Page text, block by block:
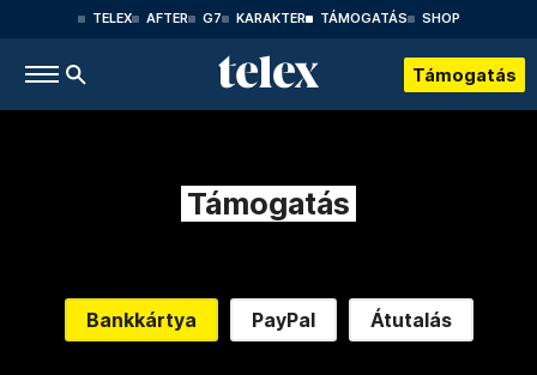
TELEX AFTER G7 KARAKTER TÁMOGATÁS SHOP
Támogatás
Támogatás
Bankkártya PayPal Átutalás